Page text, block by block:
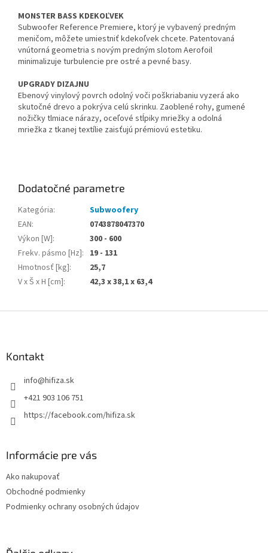
MONSTER BASS KDEKOĽVEK
Subwoofer Reference Premiere, ktorý je vybavený predným
meničom, môžete umiestniť kdekoľvek chcete. Patentovaná
vnútorná geometria s novým predným slotom Aerofoil
minimalizuje turbulencie pre ostré a pevné basy.
UPGRADY DIZAJNU
Ebenový vinylový povrch odolný voči poškriabaniu vyzerá ako
skutočné drevo a pokrýva celú skrinku. Zaoblené rohy, gumené
nožičky tlmiace nárazy, oceľové stĺpiky mriežky a odolná
mriežka z tkanej textílie zaisťujú prémiovú estetiku.
Dodatočné parametre
Kategória:
Subwoofery
EAN:
0743878047370
Výkon [W]:
300 - 600
Frekv. pásmo [Hz]: 19 - 131
Hmotnosť [kg]:
25,7
V x Š x H [cm]: 42,3 x 38,1 x 63,4
Kontakt
info@hifiza.sk
+421 903 106 751
https://facebook.com/hifiza.sk
Informácie pre vás
Ako nakupovať
Obchodné podmienky
Podmienky ochrany osobných údajov